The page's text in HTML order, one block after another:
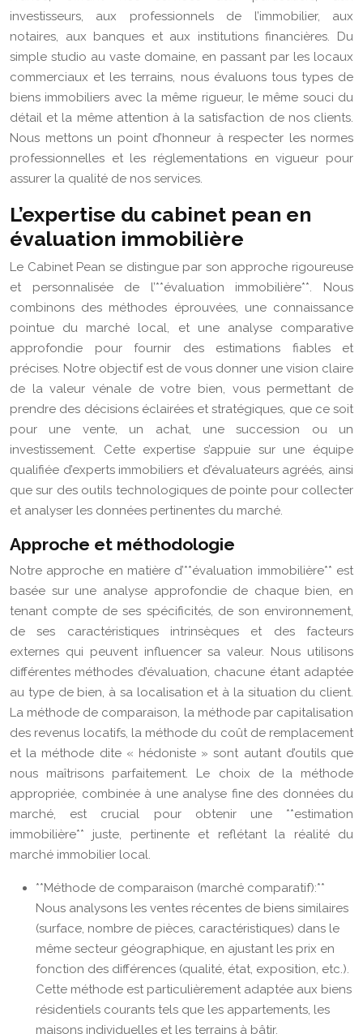
investisseurs, aux professionnels de l’immobilier, aux
notaires, aux banques et aux institutions financières. Du
simple studio au vaste domaine, en passant par les locaux
commerciaux et les terrains, nous évaluons tous types de
biens immobiliers avec la même rigueur, le même souci du
détail et la même attention à la satisfaction de nos clients.
Nous mettons un point d’honneur à respecter les normes
professionnelles et les réglementations en vigueur pour
assurer la qualité de nos services.
L’expertise du cabinet pean en
évaluation immobilière
Le Cabinet Pean se distingue par son approche rigoureuse
et personnalisée de l’**évaluation immobilière**. Nous
combinons des méthodes éprouvées, une connaissance
pointue du marché local, et une analyse comparative
approfondie pour fournir des estimations fiables et
précises. Notre objectif est de vous donner une vision claire
de la valeur vénale de votre bien, vous permettant de
prendre des décisions éclairées et stratégiques, que ce soit
pour une vente, un achat, une succession ou un
investissement. Cette expertise s’appuie sur une équipe
qualifiée d’experts immobiliers et d’évaluateurs agréés, ainsi
que sur des outils technologiques de pointe pour collecter
et analyser les données pertinentes du marché.
Approche et méthodologie
Notre approche en matière d’**évaluation immobilière** est
basée sur une analyse approfondie de chaque bien, en
tenant compte de ses spécificités, de son environnement,
de ses caractéristiques intrinsèques et des facteurs
externes qui peuvent influencer sa valeur. Nous utilisons
différentes méthodes d’évaluation, chacune étant adaptée
au type de bien, à sa localisation et à la situation du client.
La méthode de comparaison, la méthode par capitalisation
des revenus locatifs, la méthode du coût de remplacement
et la méthode dite « hédoniste » sont autant d’outils que
nous maîtrisons parfaitement. Le choix de la méthode
appropriée, combinée à une analyse fine des données du
marché, est crucial pour obtenir une **estimation
immobilière** juste, pertinente et reflétant la réalité du
marché immobilier local.
**Méthode de comparaison (marché comparatif):**
Nous analysons les ventes récentes de biens similaires
(surface, nombre de pièces, caractéristiques) dans le
même secteur géographique, en ajustant les prix en
fonction des différences (qualité, état, exposition, etc.).
Cette méthode est particulièrement adaptée aux biens
résidentiels courants tels que les appartements, les
maisons individuelles et les terrains à bâtir.